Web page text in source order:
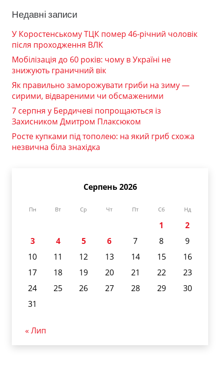
Недавні записи
У Коростенському ТЦК помер 46-річний чоловік
після проходження ВЛК
Мобілізація до 60 років: чому в Україні не
знижують граничний вік
Як правильно заморожувати гриби на зиму —
сирими, відвареними чи обсмаженими
7 серпня у Бердичеві попрощаються із
Захисником Дмитром Плаксюком
Росте купками під тополею: на який гриб схожа
незвична біла знахідка
Серпень 2026
Пн Вт Ср Чт Пт Сб Нд
1
2
3
4 5 6 7 8
9
10
11 12 13 14 15
16
17
18 19 20 21 22
23
24
25 26 27 28 29
30
31
« Лип